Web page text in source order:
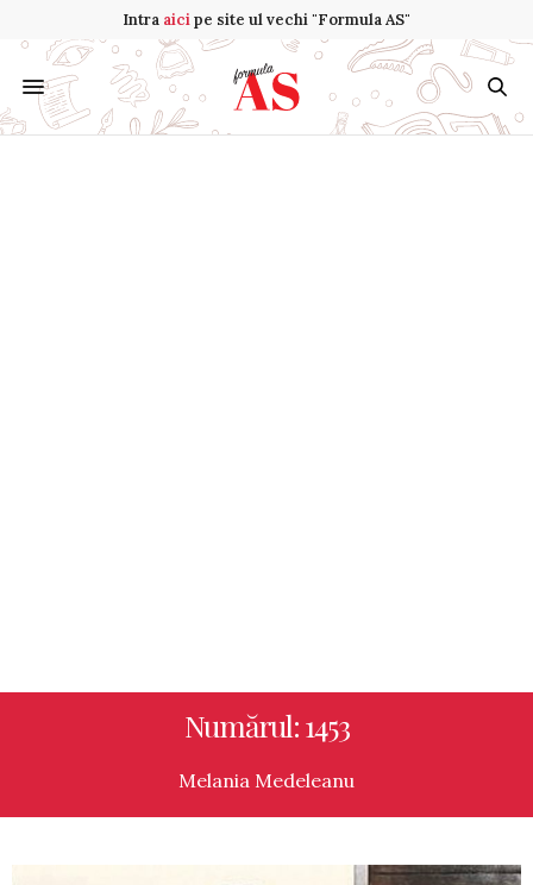
Intra aicipe site ul vechi "Formula AS"
Numărul: 1453
Melania Medeleanu